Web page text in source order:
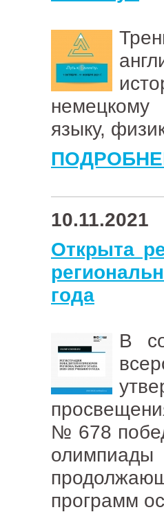
языку,
10.11.2021
Открыта
года
В
№ 678
программ